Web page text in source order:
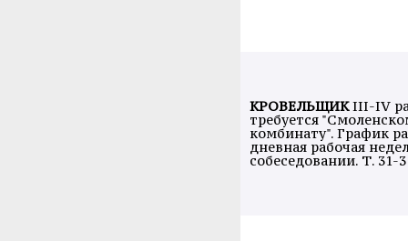
КРОВЕЛЬЩИКIII-IV
требуется
комбинату". График
дневная рабочая
собеседовании. Т. 31-